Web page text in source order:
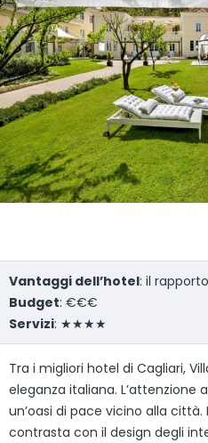
Vantaggi dell’hotel: il
Budget: €€€
Servizi: ★★★★
Tra i migliori hotel di Cagliari,
eleganza italiana.
un’oasi di pace vicino alla città.
contrasta con il design degli